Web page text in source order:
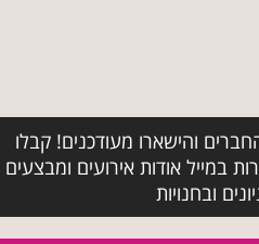
והישארו מעודכנים! קבלו
במייל אודות אירועים ומבצעים
ובחנויות